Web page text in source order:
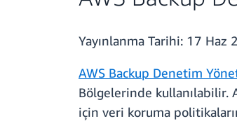
Yayınlanma Tarihi: 17 Haz
AWS Backup Denetim
Bölgelerinde kullanılabilir.
için veri koruma